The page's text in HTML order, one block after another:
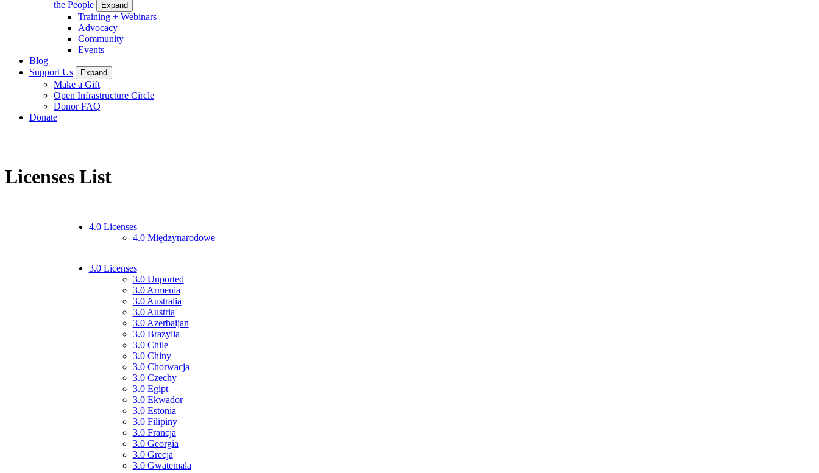
the People
Expand
Training + Webinars
Advocacy
Community
Events
Blog
Support Us
Expand
Make a Gift
Open Infrastructure Circle
Donor FAQ
Donate
Licenses List
4.0 Licenses
4.0 Międzynarodowe
3.0 Licenses
3.0 Unported
3.0 Armenia
3.0 Australia
3.0 Austria
3.0 Azerbaijan
3.0 Brazylia
3.0 Chile
3.0 Chiny
3.0 Chorwacja
3.0 Czechy
3.0 Egipt
3.0 Ekwador
3.0 Estonia
3.0 Filipiny
3.0 Francja
3.0 Georgia
3.0 Grecja
3.0 Gwatemala